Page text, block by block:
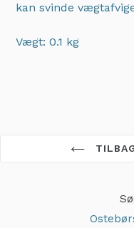
kan svinde
Vægt: 0.1 kg